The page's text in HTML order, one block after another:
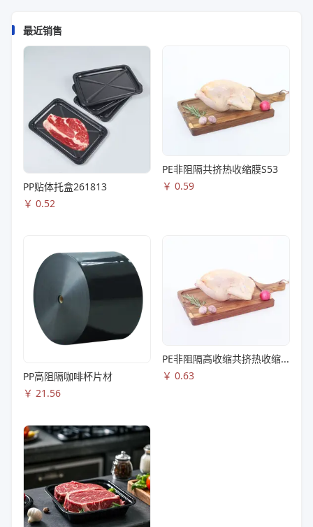
最近销售
PP贴体托盒261813
￥ 0.52
PE非阻隔共挤热收缩膜S53
￥ 0.59
PP高阻隔咖啡杯片材
￥ 21.56
PE非阻隔高收缩共挤热收缩膜S83
￥ 0.63